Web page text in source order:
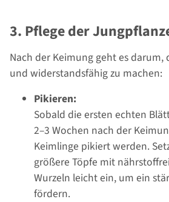
3. Pflege der
Nach der Keimung geht es darum,
und widerstandsfähig zu machen:
Pikieren:
Sobald die ersten echten
2–3 Wochen nach der
Keimlinge pikiert werden.
größere Töpfe mit
Wurzeln leicht ein, um ein
fördern.